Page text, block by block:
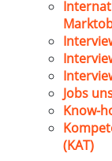
Jobs
Know-
(KAT)